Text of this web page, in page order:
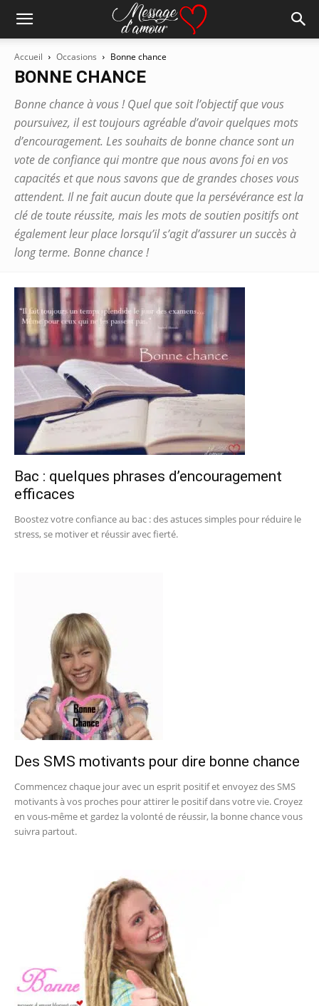
Accueil Occasions Bonne chance
BONNE CHANCE
Bonne chance à vous ! Quel que soit l’objectif que vous
poursuivez, il est toujours agréable d’avoir quelques mots
d’encouragement. Les souhaits de bonne chance sont un
vote de confiance qui montre que nous avons foi en vos
capacités et que nous savons que de grandes choses vous
attendent. Il ne fait aucun doute que la persévérance est la
clé de toute réussite, mais les mots de soutien positifs ont
également leur place lorsqu’il s’agit d’assurer un succès à
long terme. Bonne chance !
Bac : quelques phrases d’encouragement
efficaces
Boostez votre confiance au bac : des astuces simples pour réduire le
stress, se motiver et réussir avec fierté.
Des SMS motivants pour dire bonne chance
Commencez chaque jour avec un esprit positif et envoyez des SMS
motivants à vos proches pour attirer le positif dans votre vie. Croyez
en vous-même et gardez la volonté de réussir, la bonne chance vous
suivra partout.